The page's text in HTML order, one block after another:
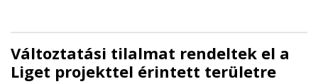
Változtatási tilalmat rendeltek el a
Liget projekttel érintett területre